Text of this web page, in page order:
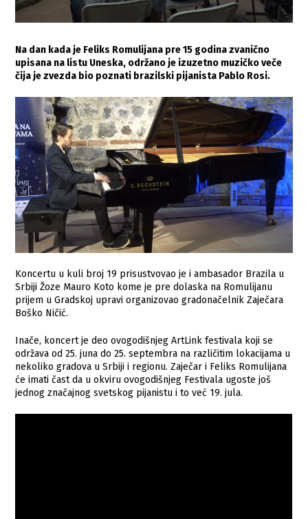
Na dan kada je Feliks Romulijana pre 15 godina zvanično
upisana na listu Uneska, održano je izuzetno muzičko veče
čija je zvezda bio poznati brazilski pijanista Pablo Rosi.
Koncertu u kuli broj 19 prisustvovao je i ambasador Brazila u
Srbiji Žoze Mauro Koto kome je pre dolaska na Romulijanu
prijem u Gradskoj upravi organizovao gradonačelnik Zaječara
Boško Ničić.
Inače, koncert je deo ovogodišnjeg ArtLink festivala koji se
održava od 25. juna do 25. septembra na različitim lokacijama u
nekoliko gradova u Srbiji i regionu. Zaječar i Feliks Romulijana
će imati čast da u okviru ovogodišnjeg Festivala ugoste još
jednog značajnog svetskog pijanistu i to već 19. jula.